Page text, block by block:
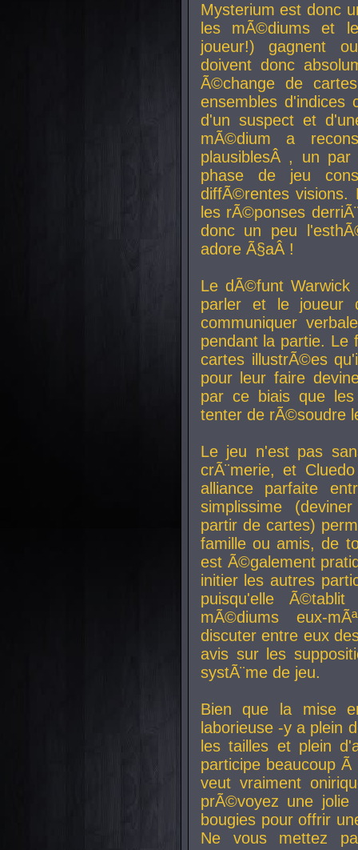
Mysterium est donc
les mÃ©diums et
joueur!) gagnent
doivent donc
Ã©change de
ensembles d'indices
d'un suspect et
mÃ©dium a
plausiblesÂ , un par
phase de jeu
diffÃ©rentes visions.
les rÃ©ponses
donc un peu
adore Ã§aÂ !
Le dÃ©funt Warwick
parler et le joueur
communiquer
pendant la partie. Le
cartes illustrÃ©es
pour leur faire
par ce biais que
tenter de rÃ©soudre
Le jeu n'est pas
crÃ¨merie, et
alliance parfaite
simplissime
partir de cartes)
famille ou amis, de
est Ã©galement
initier les autres
puisqu'elle
mÃ©diums eux-
discuter entre eux
avis sur les
systÃ¨me de jeu.
Bien que la mise
laborieuse -y a plein
les tailles et plein
participe beaucoup
veut vraiment
prÃ©voyez une
bougies pour offrir
Ne vous mettez